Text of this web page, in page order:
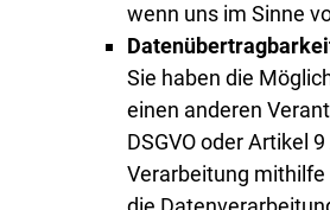
wenn uns im Sinne
Sie haben die
einen anderen
DSGVO oder Artikel
Verarbeitung mithilfe